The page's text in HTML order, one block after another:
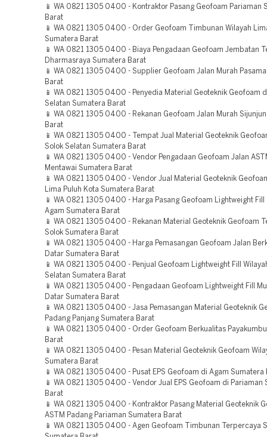
📱 WA 0821 1305 0400 - Kontraktor Pasang Geofoam Pariaman
Barat
📱 WA 0821 1305 0400 - Order Geofoam Timbunan Wilayah
Sumatera Barat
📱 WA 0821 1305 0400 - Biaya Pengadaan Geofoam Jembatan
Dharmasraya Sumatera Barat
📱 WA 0821 1305 0400 - Supplier Geofoam Jalan Murah
Barat
📱 WA 0821 1305 0400 - Penyedia Material Geoteknik Geofoam
Selatan Sumatera Barat
📱 WA 0821 1305 0400 - Rekanan Geofoam Jalan Murah
Barat
📱 WA 0821 1305 0400 - Tempat Jual Material Geoteknik
Solok Selatan Sumatera Barat
📱 WA 0821 1305 0400 - Vendor Pengadaan Geofoam Jalan
Mentawai Sumatera Barat
📱 WA 0821 1305 0400 - Vendor Jual Material Geoteknik
Lima Puluh Kota Sumatera Barat
📱 WA 0821 1305 0400 - Harga Pasang Geofoam Lightweight Fill
Agam Sumatera Barat
📱 WA 0821 1305 0400 - Rekanan Material Geoteknik Geofoam
Solok Sumatera Barat
📱 WA 0821 1305 0400 - Harga Pemasangan Geofoam Jalan
Datar Sumatera Barat
📱 WA 0821 1305 0400 - Penjual Geofoam Lightweight Fill
Selatan Sumatera Barat
📱 WA 0821 1305 0400 - Pengadaan Geofoam Lightweight Fill
Datar Sumatera Barat
📱 WA 0821 1305 0400 - Jasa Pemasangan Material Geoteknik
Padang Panjang Sumatera Barat
📱 WA 0821 1305 0400 - Order Geofoam Berkualitas
Barat
📱 WA 0821 1305 0400 - Pesan Material Geoteknik Geofoam
Sumatera Barat
📱 WA 0821 1305 0400 - Pusat EPS Geofoam di Agam Sumatera
📱 WA 0821 1305 0400 - Vendor Jual EPS Geofoam di Pariaman
Barat
📱 WA 0821 1305 0400 - Kontraktor Pasang Material Geoteknik
ASTM Padang Pariaman Sumatera Barat
📱 WA 0821 1305 0400 - Agen Geofoam Timbunan Terpercaya